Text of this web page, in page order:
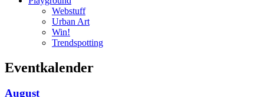
Webstuff
Urban Art
Win!
Trendspotting
Eventkalender
August